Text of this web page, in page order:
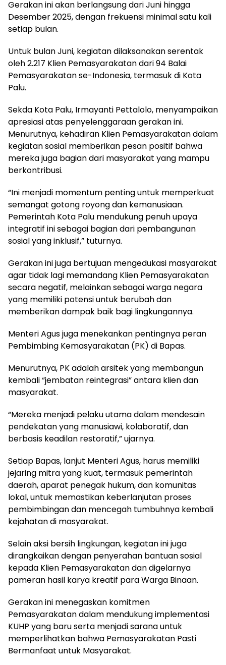
Gerakan ini akan berlangsung dari Juni hingga
Desember 2025, dengan frekuensi minimal satu kali
setiap bulan.
Untuk bulan Juni, kegiatan dilaksanakan serentak
oleh 2.217 Klien Pemasyarakatan dari 94 Balai
Pemasyarakatan se-Indonesia, termasuk di Kota
Palu.
Sekda Kota Palu, Irmayanti Pettalolo, menyampaikan
apresiasi atas penyelenggaraan gerakan ini.
Menurutnya, kehadiran Klien Pemasyarakatan dalam
kegiatan sosial memberikan pesan positif bahwa
mereka juga bagian dari masyarakat yang mampu
berkontribusi.
“Ini menjadi momentum penting untuk memperkuat
semangat gotong royong dan kemanusiaan.
Pemerintah Kota Palu mendukung penuh upaya
integratif ini sebagai bagian dari pembangunan
sosial yang inklusif,” tuturnya.
Gerakan ini juga bertujuan mengedukasi masyarakat
agar tidak lagi memandang Klien Pemasyarakatan
secara negatif, melainkan sebagai warga negara
yang memiliki potensi untuk berubah dan
memberikan dampak baik bagi lingkungannya.
Menteri Agus juga menekankan pentingnya peran
Pembimbing Kemasyarakatan (PK) di Bapas.
Menurutnya, PK adalah arsitek yang membangun
kembali “jembatan reintegrasi” antara klien dan
masyarakat.
“Mereka menjadi pelaku utama dalam mendesain
pendekatan yang manusiawi, kolaboratif, dan
berbasis keadilan restoratif,” ujarnya.
Setiap Bapas, lanjut Menteri Agus, harus memiliki
jejaring mitra yang kuat, termasuk pemerintah
daerah, aparat penegak hukum, dan komunitas
lokal, untuk memastikan keberlanjutan proses
pembimbingan dan mencegah tumbuhnya kembali
kejahatan di masyarakat.
Selain aksi bersih lingkungan, kegiatan ini juga
dirangkaikan dengan penyerahan bantuan sosial
kepada Klien Pemasyarakatan dan digelarnya
pameran hasil karya kreatif para Warga Binaan.
Gerakan ini menegaskan komitmen
Pemasyarakatan dalam mendukung implementasi
KUHP yang baru serta menjadi sarana untuk
memperlihatkan bahwa Pemasyarakatan Pasti
Bermanfaat untuk Masyarakat.